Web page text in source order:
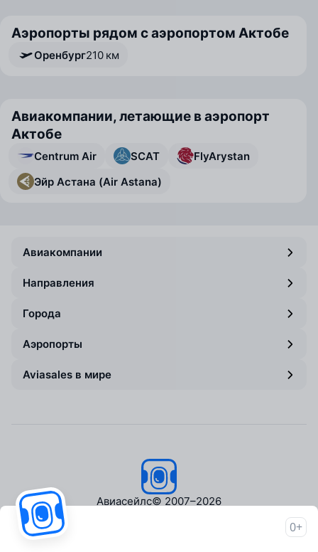
Аэропорты рядом с аэропортом Актобе
Оренбург210 км
Авиакомпании, летающие в аэропорт
Актобе
Centrum Air SCAT
FlyArystan
Эйр Астана (Air Astana)
Авиакомпании
Направления
Города
Аэропорты
Aviasales в мире
Авиасейлс© 2007–2026
0+